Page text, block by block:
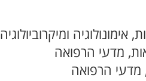
ומיקרוביולוגיה
מדעי הרפואה
מדעי הרפואה